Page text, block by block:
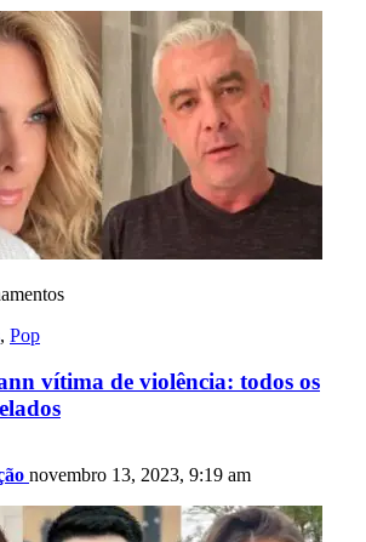
, Pop
vítima de violência: todos os
novembro 13, 2023, 9:19 am